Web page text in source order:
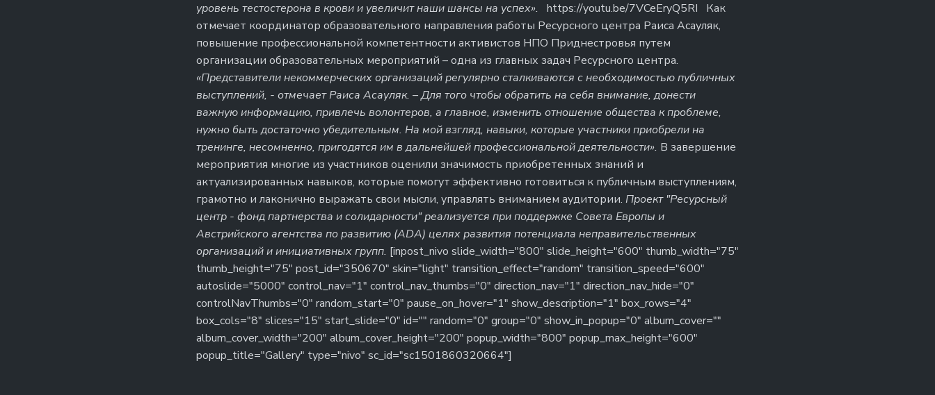
уровень тестостерона в крови и увеличит наши шансы на успех». https://youtu.be/7VCeEryQ5RI Как
отмечает координатор образовательного направления работы Ресурсного центра Раиса Асауляк,
повышение профессиональной компетентности активистов НПО Приднестровья путем
организации образовательных мероприятий – одна из главных задач Ресурсного центра.
«Представители некоммерческих организаций регулярно сталкиваются с необходимостью публичных
выступлений, - отмечает Раиса Асауляк. – Для того чтобы обратить на себя внимание, донести
важную информацию, привлечь волонтеров, а главное, изменить отношение общества к проблеме,
нужно быть достаточно убедительным. На мой взгляд, навыки, которые участники приобрели на
тренинге, несомненно, пригодятся им в дальнейшей профессиональной деятельности». В завершение
мероприятия многие из участников оценили значимость приобретенных знаний и
актуализированных навыков, которые помогут эффективно готовиться к публичным выступлениям,
грамотно и лаконично выражать свои мысли, управлять вниманием аудитории. Проект "Ресурсный
центр - фонд партнерства и солидарности" реализуется при поддержке Совета Европы и
Австрийского агентства по развитию (ADA) целях развития потенциала неправительственных
организаций и инициативных групп. [inpost_nivo slide_width="800" slide_height="600" thumb_width="75"
thumb_height="75" post_id="350670" skin="light" transition_effect="random" transition_speed="600"
autoslide="5000" control_nav="1" control_nav_thumbs="0" direction_nav="1" direction_nav_hide="0"
controlNavThumbs="0" random_start="0" pause_on_hover="1" show_description="1" box_rows="4"
box_cols="8" slices="15" start_slide="0" id="" random="0" group="0" show_in_popup="0" album_cover=""
album_cover_width="200" album_cover_height="200" popup_width="800" popup_max_height="600"
popup_title="Gallery" type="nivo" sc_id="sc1501860320664"]